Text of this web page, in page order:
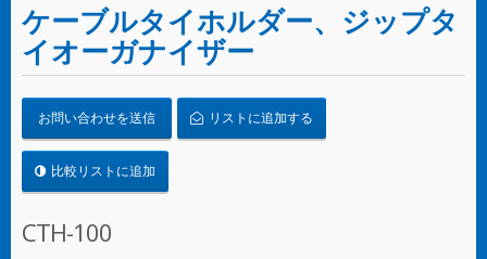
ケーブルタイホルダー、ジップタ
イオーガナイザー
お問い合わせを送信 リストに追加する
比較リストに追加
CTH-100